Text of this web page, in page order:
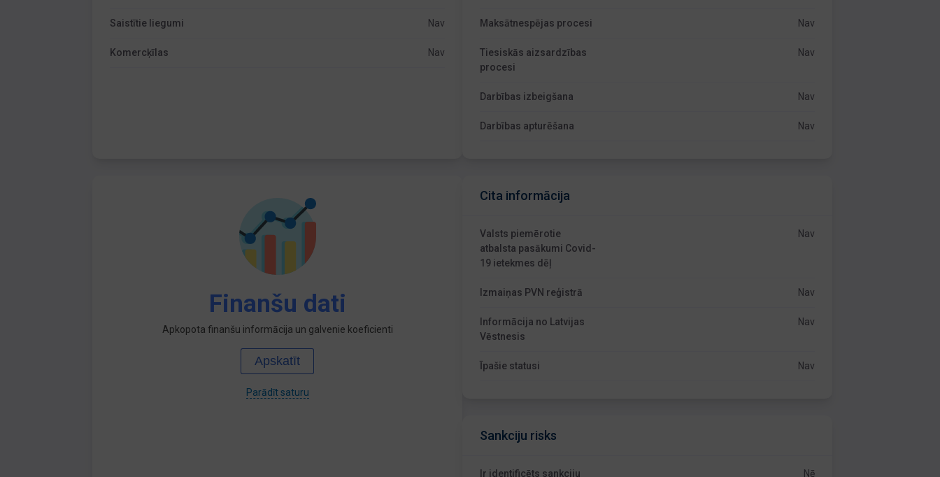
Saistītie liegumi Nav
Komercķīlas Nav
Maksātnespējas procesi Nav
Tiesiskās aizsardzības
procesi
Nav
Darbības izbeigšana Nav
Darbības apturēšana Nav
Finanšu dati
Apkopota finanšu informācija un galvenie koeficienti
Apskatīt
Parādīt saturu
Cita informācija
Valsts piemērotie
atbalsta pasākumi Covid-
19 ietekmes dēļ
Nav
Izmaiņas PVN reģistrā Nav
Informācija no Latvijas
Vēstnesis
Nav
Īpašie statusi Nav
Sankciju risks
Ir identificēts sankciju
Nē